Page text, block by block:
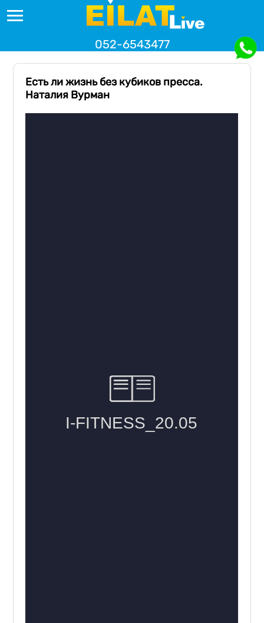
052-6543477
Есть ли жизнь без кубиков пресса.
Наталия Вурман